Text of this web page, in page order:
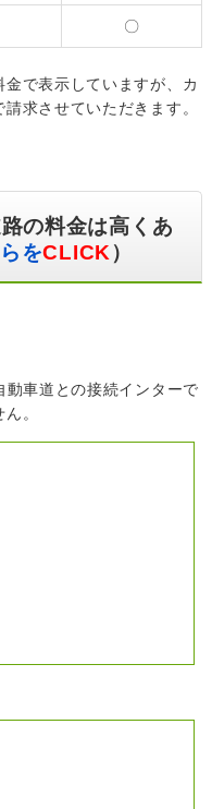
〇
で表示していますが、カ
求させていただきます。
の料金は高くあ
をCLICK ）
車道との接続インターで
。